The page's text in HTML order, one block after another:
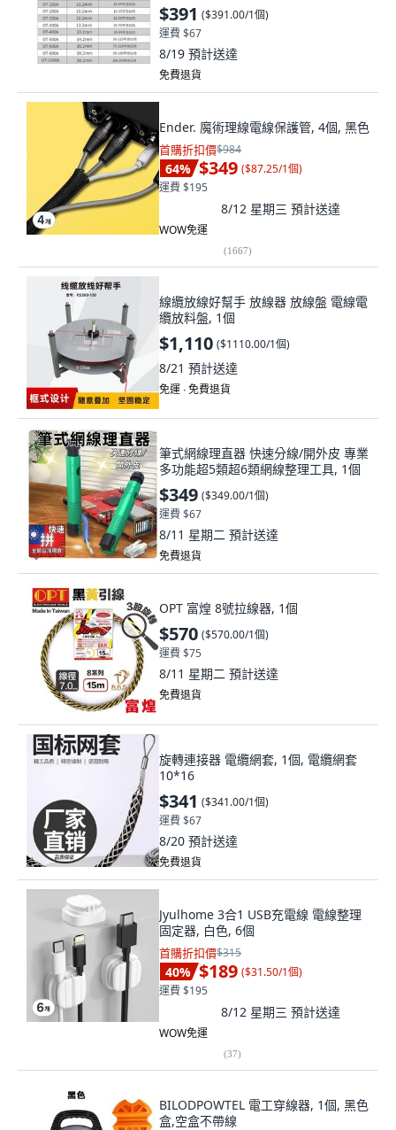
$391 ($391.00/1個)
運費 $67
8/19 預計送達
免費退貨
Ender. 魔術理線電線保護管, 4個, 黑色
首購折扣價$984
64% $349 ($87.25/1個)
運費 $195
8/12 星期三 預計送達
WOW免運
(1667)
線纜放線好幫手 放線器 放線盤 電線電
纜放料盤, 1個
$1,110 ($1110.00/1個)
8/21 預計送達
免運 ∙ 免費退貨
筆式網線理直器 快速分線/開外皮 專業
多功能超5類超6類網線整理工具, 1個
$349 ($349.00/1個)
運費 $67
8/11 星期二 預計送達
免費退貨
OPT 富煌 8號拉線器, 1個
$570 ($570.00/1個)
運費 $75
8/11 星期二 預計送達
免費退貨
旋轉連接器 電纜網套, 1個, 電纜網套
10*16
$341 ($341.00/1個)
運費 $67
8/20 預計送達
免費退貨
Jyulhome 3合1 USB充電線 電線整理
固定器, 白色, 6個
首購折扣價$315
40% $189 ($31.50/1個)
運費 $195
8/12 星期三 預計送達
WOW免運
(37)
BILODPOWTEL 電工穿線器, 1個, 黑色
盒,空盒不帶線